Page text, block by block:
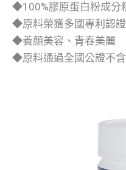
◆100%膠原蛋白粉成分
◆原料榮獲多國專利認證
◆養顏美容、青春美麗
◆原料通過全國公證不